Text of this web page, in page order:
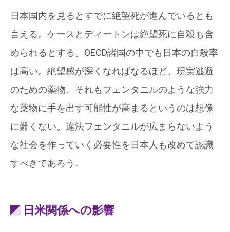
日本国内を見るとすでに絶望死が進んでいるとも
言える。ケースとディートンは絶望死に自殺も含
められるとする。OECD諸国の中でも日本の自殺率
は高い。絶望感が深くなればなるほど、現実逃避
のための薬物、それもフェンタニルのような強力
な薬物に手を出す可能性が高まるというのは想像
に難くない。違法フェンタニルが広まらないよう
な社会を作っていく必要性を日本人も改めて認識
すべきであろう。
日米関係への影響